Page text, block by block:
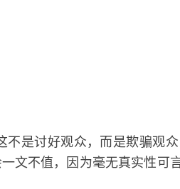
是讨好观众，而是欺骗观
文不值，因为毫无真实性可